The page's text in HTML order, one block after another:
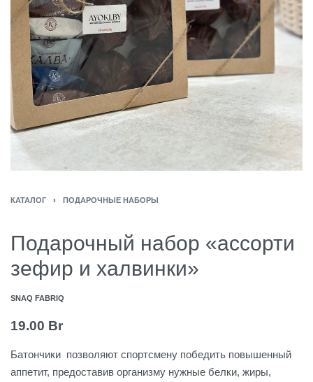
КАТАЛОГ › ПОДАРОЧНЫЕ НАБОРЫ
Подарочный набор «ассорти
зефир и халвинки»
SNAQ FABRIQ
19.00 Br
Батончики позволяют спортсмену победить повышенный
аппетит, предоставив организму нужные белки, жиры,